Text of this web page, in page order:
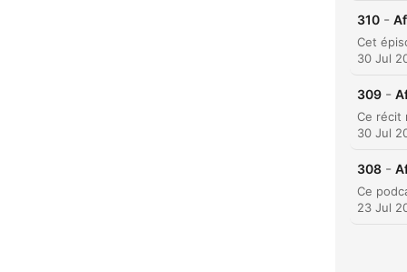
310 -
30 Jul
309 -
30 Jul
308 -
23 Jul